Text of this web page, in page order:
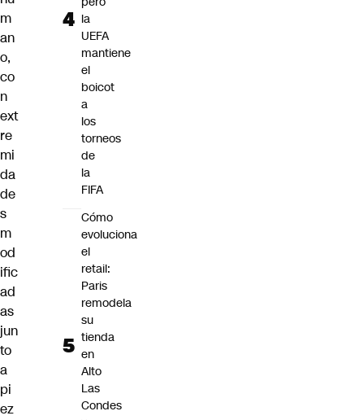
m
an
o,
co
n
ext
re
mi
da
de
s
m
od
ific
ad
as
jun
to
a
pi
ez
la
UEFA
mantiene
el
boicot
a
los
torneos
de
la
FIFA
Cómo
evoluciona
el
retail:
Paris
remodela
su
tienda
en
Alto
Las
Condes